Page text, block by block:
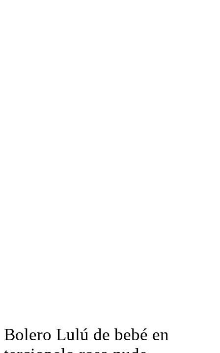
Bolero Lulú de bebé en